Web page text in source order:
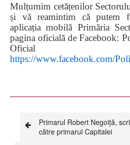
Mulțumim cetățenilor
și vă reamintim că putem
aplicația mobilă Primăria
pagina oficială de Facebook:
Oficial
https://www.facebook.com/
Primarul Robert Negoiță,
către primarul Capitalei